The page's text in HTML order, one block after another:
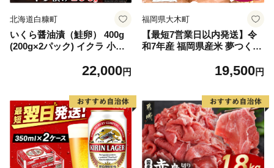
北海道白糠町
いくら醤油漬（鮭卵） 400g
(200g×2パック) イクラ 小分
くら醤油漬け 鮭 鮭卵 ikura
大好評品 北海道 白糠町
22,000円
福岡県大木町
【最短7営業日以内発送】令
和7年産 福岡県産米 夢つくし
19,500円